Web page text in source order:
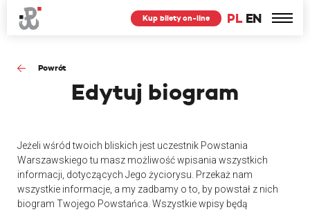
PL EN
Kup bilety on-line
Powrót
Edytuj biogram
Jeżeli wśród twoich bliskich jest uczestnik Powstania
Warszawskiego tu masz możliwość wpisania wszystkich
informacji, dotyczących Jego życiorysu. Przekaż nam
wszystkie informacje, a my zadbamy o to, by powstał z nich
biogram Twojego Powstańca. Wszystkie wpisy będą